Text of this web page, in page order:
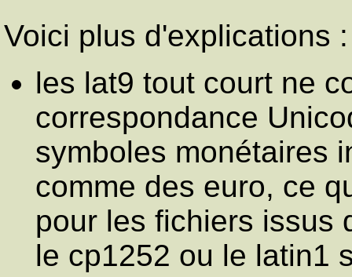
Voici plus d'explications :
les lat9 tout court ne
correspondance
symboles monétaires
comme des euro, ce
pour les fichiers issus
le cp1252 ou le latin1